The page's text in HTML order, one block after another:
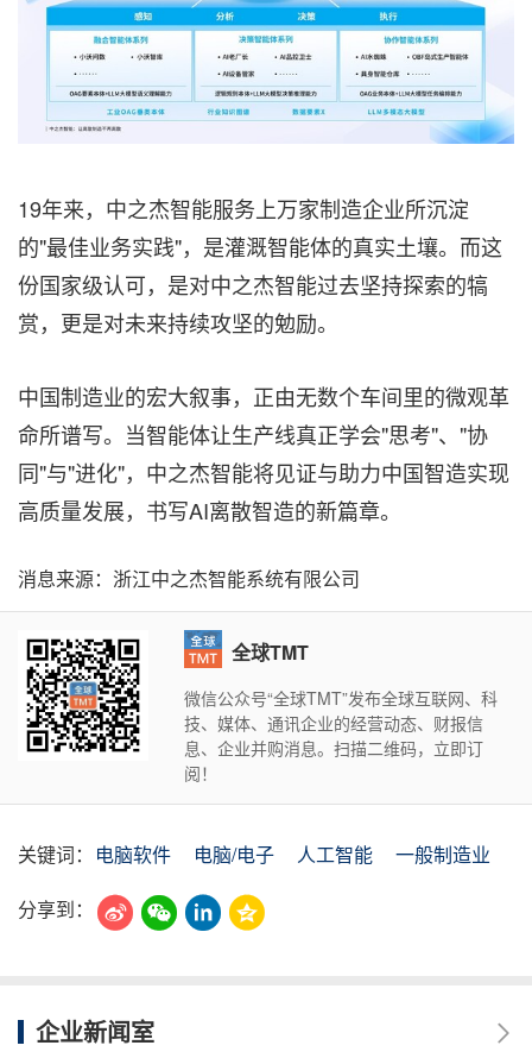
19年来，中之杰智能服务上万家制造企业所沉淀
的"最佳业务实践"，是灌溉智能体的真实土壤。而这
份国家级认可，是对中之杰智能过去坚持探索的犒
赏，更是对未来持续攻坚的勉励。
中国制造业的宏大叙事，正由无数个车间里的微观革
命所谱写。当智能体让生产线真正学会"思考"、"协
同"与"进化"，中之杰智能将见证与助力中国智造实现
高质量发展，书写AI离散智造的新篇章。
消息来源：浙江中之杰智能系统有限公司
全球TMT
微信公众号“全球TMT”发布全球互联网、科
技、媒体、通讯企业的经营动态、财报信
息、企业并购消息。扫描二维码，立即订
阅！
关键词： 电脑软件 电脑/电子 人工智能
一般制造业
分享到：
企业新闻室